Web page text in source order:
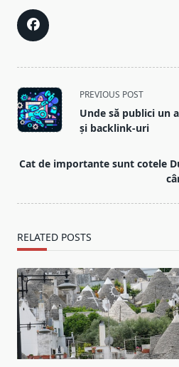
<span
class="nav-
subtitle
reader-
PREVIOUS POST
Unde să publici un
și backlink-uri
Cat de importante sunt cotele
RELATED POSTS